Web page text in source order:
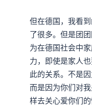
但在德国，我看
了很多。但是团
为在德国社会中
力，即使是家人
此的关系。不是
而是因为你们对
样去关心爱你们